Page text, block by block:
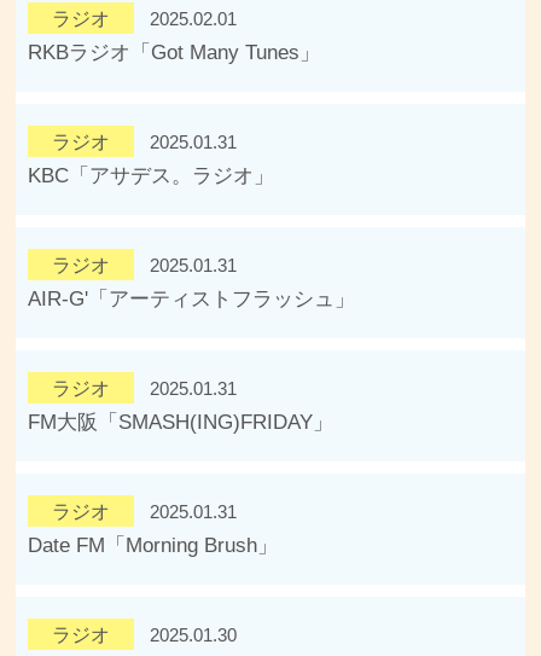
ラジオ 2025.02.01
RKBラジオ「Got Many Tunes」
ラジオ 2025.01.31
KBC「アサデス。ラジオ」
ラジオ 2025.01.31
AIR-G'「アーティストフラッシュ」
ラジオ 2025.01.31
FM大阪「SMASH(ING)FRIDAY」
ラジオ 2025.01.31
Date FM「Morning Brush」
ラジオ 2025.01.30